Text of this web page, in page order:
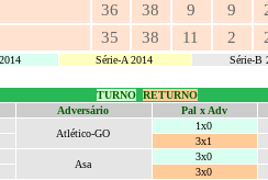
36 38 9 9
35 38 11 2
Série-A 2014 Série-B
TURNO RETURNO
Adversário
Pal x Adv
Atlético-GO
1x0
3x1
Asa
3x0
3x0